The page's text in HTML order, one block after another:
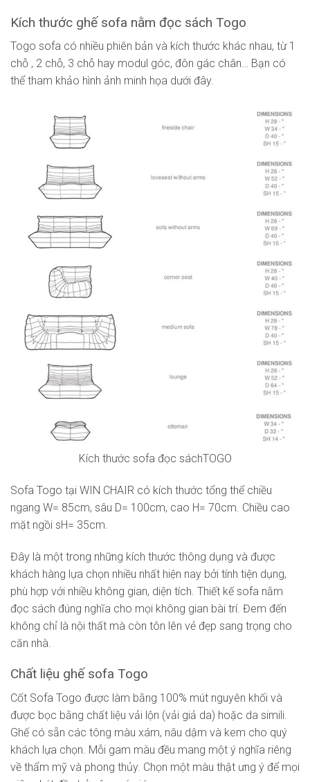
Kích thước ghế sofa nằm đọc sách Togo
Togo sofa có nhiều phiên bản và kích thước khác nhau, từ 1
chỗ , 2 chỗ, 3 chỗ hay modul góc, đôn gác chân… Bạn có
thể tham khảo hình ảnh minh họa dưới đây.
Kích thước sofa đọc sáchTOGO
Sofa Togo tại WIN CHAIR có kích thước tổng thể chiều
ngang W= 85cm, sâu D= 100cm, cao H= 70cm. Chiều cao
mặt ngồi sH= 35cm.
Đây là một trong những kích thước thông dụng và được
khách hàng lựa chọn nhiều nhất hiện nay bởi tính tiện dụng,
phù hợp với nhiều không gian, diện tích. Thiết kế sofa nằm
đọc sách đúng nghĩa cho mọi không gian bài trí. Đem đến
không chỉ là nội thất mà còn tôn lên vẻ đẹp sang trọng cho
căn nhà.
Chất liệu ghế sofa Togo
Cốt Sofa Togo được làm bằng 100% mút nguyên khối và
được bọc bằng chất liệu vải lộn (vải giả da) hoặc da simili.
Ghế có sẵn các tông màu xám, nâu dậm và kem cho quý
khách lựa chọn. Mỗi gam màu đều mang một ý nghĩa riêng
về thẩm mỹ và phong thủy. Chọn một màu thật ưng ý để mọi